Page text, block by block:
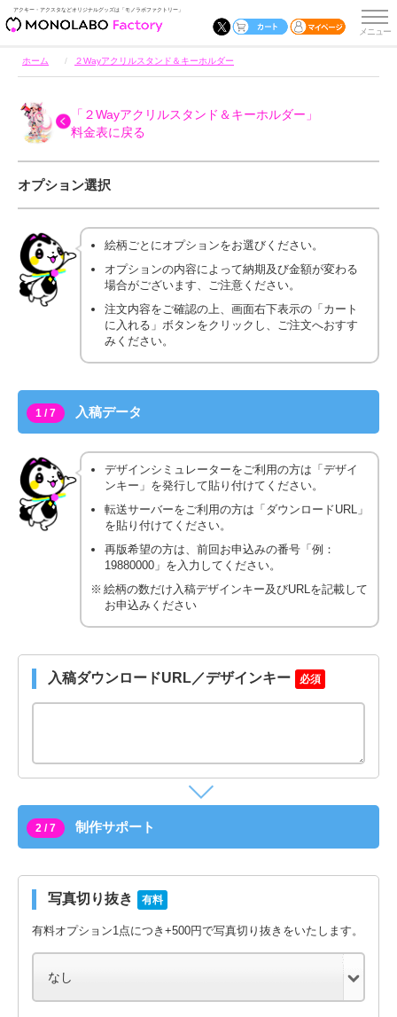
アクキー・アクスタなどオリジナルグッズは「モノラボファクトリー」
ホーム ２Wayアクリルスタンド＆キーホルダー
「２Wayアクリルスタンド＆キーホルダー」
料金表に戻る
オプション選択
絵柄ごとにオプションをお選びください。
オプションの内容によって納期及び金額が変わる
場合がございます、ご注意ください。
注文内容をご確認の上、画面右下表示の「カート
に入れる」ボタンをクリックし、ご注文へおすす
みください。
1 / 7 入稿データ
デザインシミュレーターをご利用の方は「デザイ
ンキー」を発行して貼り付けてください。
転送サーバーをご利用の方は「ダウンロードURL」
を貼り付けてください。
再版希望の方は、前回お申込みの番号「例：
19880000」を入力してください。
絵柄の数だけ入稿デザインキー及びURLを記載して
お申込みください
入稿ダウンロードURL／デザインキー 必須
2 / 7 制作サポート
写真切り抜き 有料
有料オプション1点につき+500円で写真切り抜きをいたします。